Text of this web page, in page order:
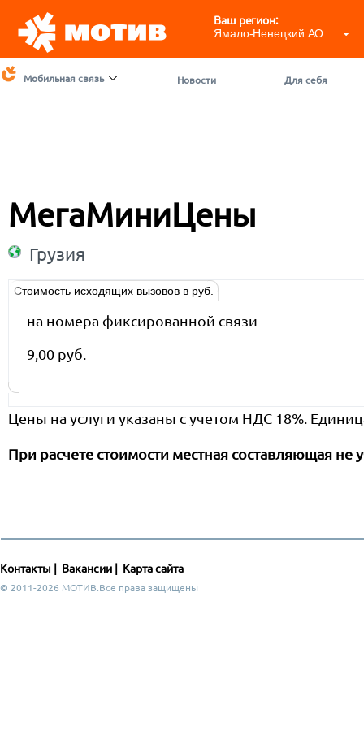
Ваш регион:
Ямало-Ненецкий АО
Мобильная связь Новости Для себя
МегаМиниЦены
Грузия
Стоимость исходящих вызовов в руб.
на номера фиксированной связи
9,00 руб.
Цены на услуги указаны с учетом НДС 18%.
При расчете стоимости местная составляющая не
Контакты Вакансии Карта сайта
© 2011-2026 МОТИВ.Все права защищены